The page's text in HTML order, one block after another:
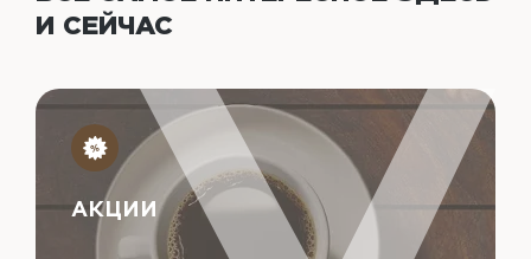
И СЕЙЧАС
АКЦИИ